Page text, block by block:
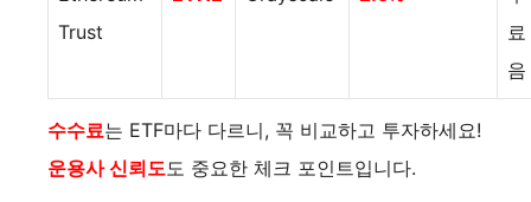
Trust
음
수수료는 ETF마다 다르니, 꼭 비교하고 투자하세요!
운용사 신뢰도 도 중요한 체크 포인트입니다.